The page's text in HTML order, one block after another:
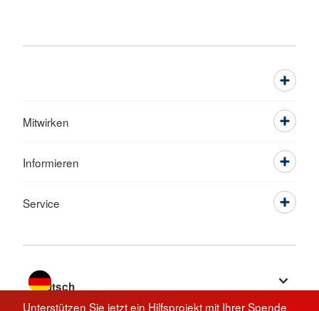
Unterstützen Sie jetzt ein Hilfsprojekt mit Ihrer Spende
Mitwirken
Informieren
Service
Sprache wechseln zu